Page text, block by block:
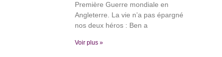
Première Guerre mondiale en
Angleterre. La vie n’a pas épargné
nos deux héros : Ben a
Voir plus »